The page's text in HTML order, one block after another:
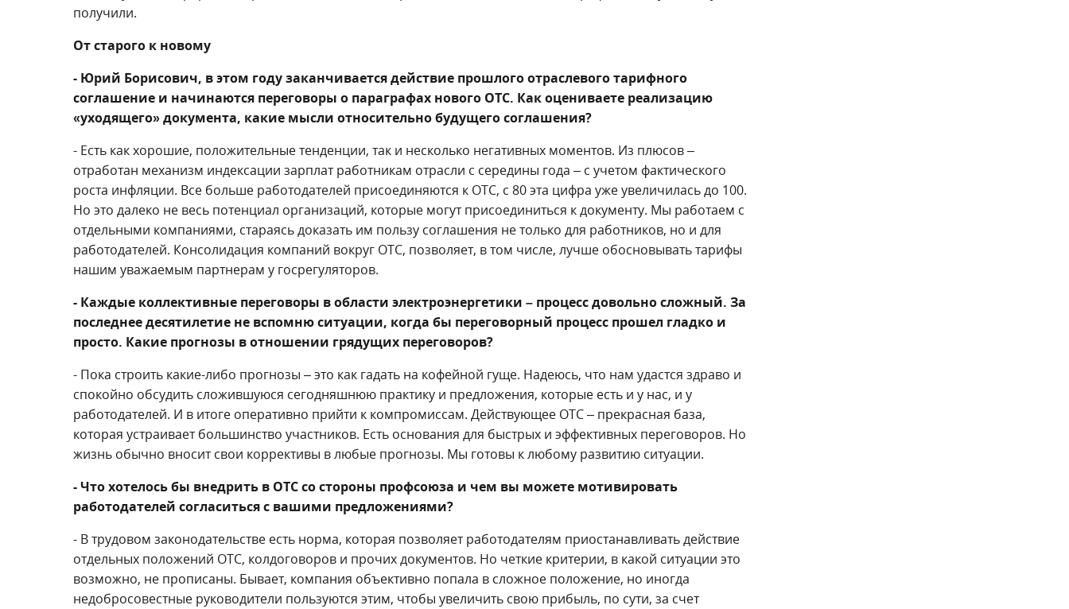
получили.
От старого к новому
- Юрий Борисович, в этом году заканчивается действие прошлого отраслевого тарифного
соглашение и начинаются переговоры о параграфах нового ОТС. Как оцениваете реализацию
«уходящего» документа, какие мысли относительно будущего соглашения?
- Есть как хорошие, положительные тенденции, так и несколько негативных моментов. Из плюсов –
отработан механизм индексации зарплат работникам отрасли с середины года – с учетом фактического
роста инфляции. Все больше работодателей присоединяются к ОТС, с 80 эта цифра уже увеличилась до 100.
Но это далеко не весь потенциал организаций, которые могут присоединиться к документу. Мы работаем с
отдельными компаниями, стараясь доказать им пользу соглашения не только для работников, но и для
работодателей. Консолидация компаний вокруг ОТС, позволяет, в том числе, лучше обосновывать тарифы
нашим уважаемым партнерам у госрегуляторов.
- Каждые коллективные переговоры в области электроэнергетики – процесс довольно сложный. За
последнее десятилетие не вспомню ситуации, когда бы переговорный процесс прошел гладко и
просто. Какие прогнозы в отношении грядущих переговоров?
- Пока строить какие-либо прогнозы – это как гадать на кофейной гуще. Надеюсь, что нам удастся здраво и
спокойно обсудить сложившуюся сегодняшнюю практику и предложения, которые есть и у нас, и у
работодателей. И в итоге оперативно прийти к компромиссам. Действующее ОТС – прекрасная база,
которая устраивает большинство участников. Есть основания для быстрых и эффективных переговоров. Но
жизнь обычно вносит свои коррективы в любые прогнозы. Мы готовы к любому развитию ситуации.
- Что хотелось бы внедрить в ОТС со стороны профсоюза и чем вы можете мотивировать
работодателей согласиться с вашими предложениями?
- В трудовом законодательстве есть норма, которая позволяет работодателям приостанавливать действие
отдельных положений ОТС, колдоговоров и прочих документов. Но четкие критерии, в какой ситуации это
возможно, не прописаны. Бывает, компания объективно попала в сложное положение, но иногда
недобросовестные руководители пользуются этим, чтобы увеличить свою прибыль, по сути, за счет